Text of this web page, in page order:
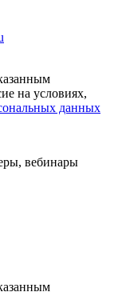
на условиях,
данных
вебинары